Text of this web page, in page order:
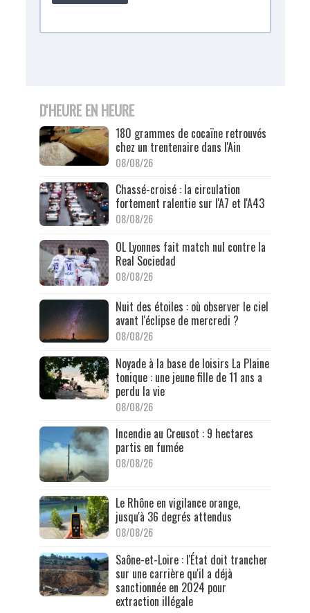
D'HEURE EN HEURE
180 grammes de cocaïne retrouvés
chez un trentenaire dans l'Ain
08/08/26
Chassé-croisé : la circulation
fortement ralentie sur l'A7 et l'A43
08/08/26
OL Lyonnes fait match nul contre la
Real Sociedad
08/08/26
Nuit des étoiles : où observer le ciel
avant l'éclipse de mercredi ?
08/08/26
Noyade à la base de loisirs La Plaine
tonique : une jeune fille de 11 ans a
perdu la vie
08/08/26
Incendie au Creusot : 9 hectares
partis en fumée
08/08/26
Le Rhône en vigilance orange,
jusqu'à 36 degrés attendus
08/08/26
Saône-et-Loire : l'État doit trancher
sur une carrière qu'il a déjà
sanctionnée en 2024 pour
extraction illégale